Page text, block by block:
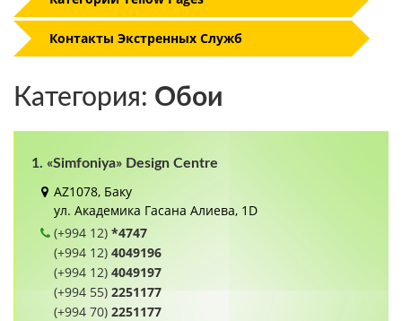
Категория: Обои
1. «Simfoniya» Design Centre
AZ1078, Баку
ул. Академика Гасана Алиева, 1D
(+994 12) *4747
(+994 12) 4049196
(+994 12) 4049197
(+994 55) 2251177
(+994 70) 2251177
Контакты Экстренных Служб